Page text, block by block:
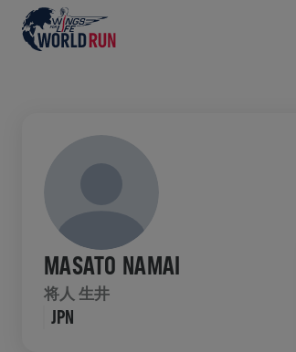
MASATO NAMAI
将人 生井
JPN